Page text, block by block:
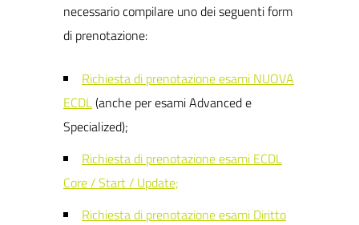
necessario compilare uno dei seguenti form
di prenotazione:
Richiesta di prenotazione esami NUOVA
ECDL(anche per esami Advanced e
Specialized);
Richiesta di prenotazione esami ECDL
Core / Start / Update;
Richiesta di prenotazione esami Diritto